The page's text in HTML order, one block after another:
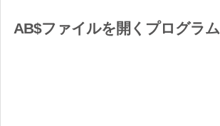
AB$ファイルを開くプログラム